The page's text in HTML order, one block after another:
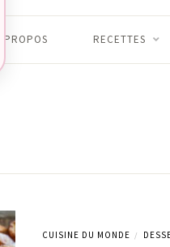
À PROPOS RECETTES
CUISINE DU MONDE /